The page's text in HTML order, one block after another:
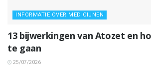
INFORMATIE OVER MEDICIJNEN
13 bijwerkingen van Atozet en
te gaan
25/07/2026